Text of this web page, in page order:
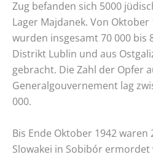
Zug befanden sich 5000
Lager Majdanek. Von Oktober
wurden insgesamt 70 000 bis
Distrikt Lublin und aus
gebracht. Die Zahl der Opfer
Generalgouvernement lag
000.
Bis Ende Oktober 1942 waren
Slowakei in Sobibór